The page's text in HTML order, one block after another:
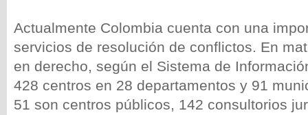
Actualmente Colombia cuenta con una
servicios de resolución de conflictos. En
en derecho, según el Sistema de
428 centros en 28 departamentos y 91
51 son centros públicos, 142 consultorios